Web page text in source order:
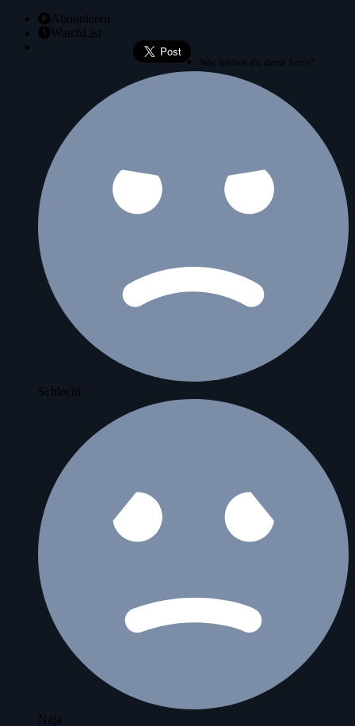
Abonnieren
WatchList
Wie findest du diese Serie?
Schlecht
Naja